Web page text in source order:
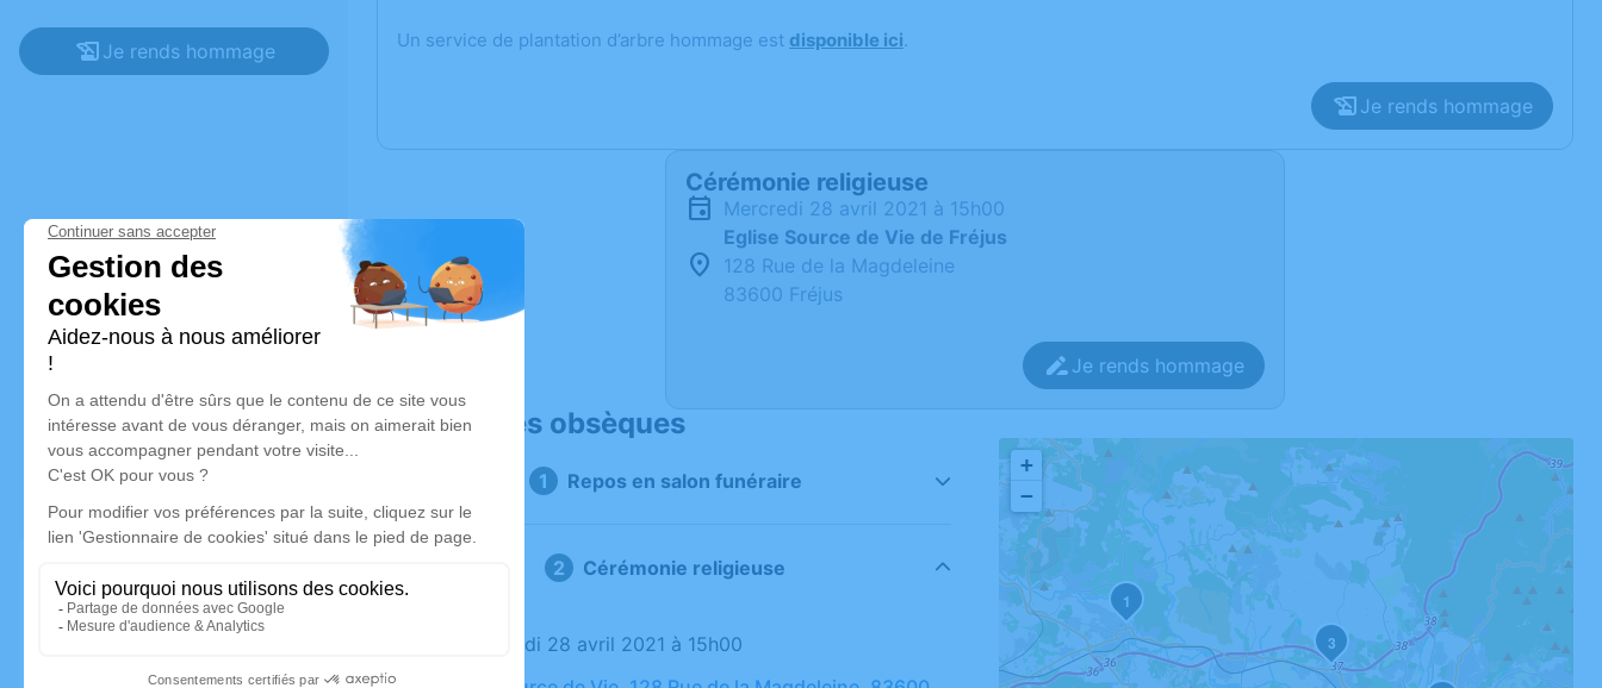
Je rends hommage Un service de plantation d’arbre hommage est disponible ici.
Je rends hommage
Cérémonie religieuse
mercredi 28 avril 2021 à 15h00
Eglise Source de Vie de Fréjus
128 Rue de la Magdeleine
83600 Fréjus
Je rends hommage
Déroulé des obsèques
Repos en salon funéraire
Cérémonie religieuse
Le mercredi 28 avril 2021 à 15h00
1
3
+
−